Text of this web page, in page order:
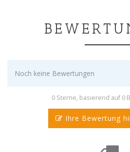
Noch keine Bewertungen
0 Sterne, basierend auf 0
Ihre Bewertung